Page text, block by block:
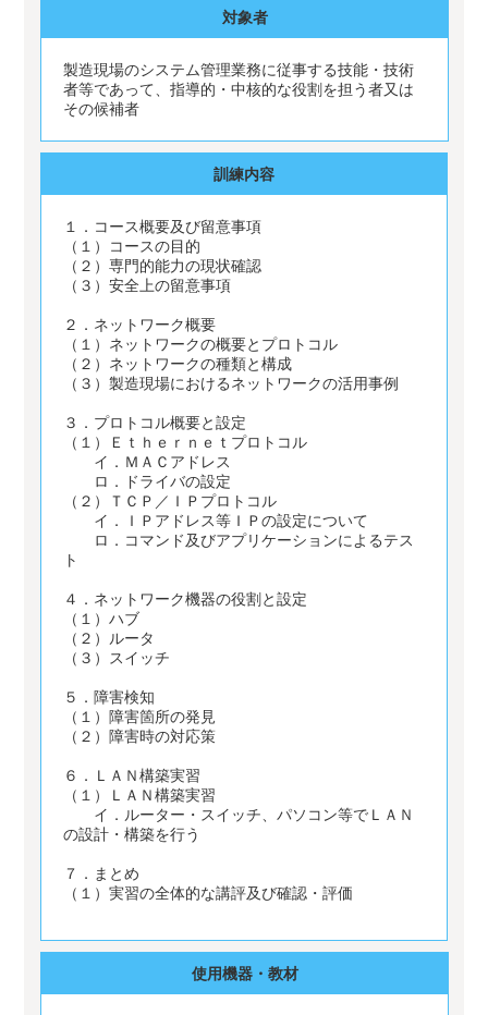
対象者
製造現場のシステム管理業務に従事する技能・技術
者等であって、指導的・中核的な役割を担う者又は
その候補者
訓練内容
１．コース概要及び留意事項
（１）コースの目的
（２）専門的能力の現状確認
（３）安全上の留意事項
２．ネットワーク概要
（１）ネットワークの概要とプロトコル
（２）ネットワークの種類と構成
（３）製造現場におけるネットワークの活用事例
３．プロトコル概要と設定
（１）Ｅｔｈｅｒｎｅｔプロトコル
イ．ＭＡＣアドレス
ロ．ドライバの設定
（２）ＴＣＰ／ＩＰプロトコル
イ．ＩＰアドレス等ＩＰの設定について
ロ．コマンド及びアプリケーションによるテス
ト
４．ネットワーク機器の役割と設定
（１）ハブ
（２）ルータ
（３）スイッチ
５．障害検知
（１）障害箇所の発見
（２）障害時の対応策
６．ＬＡＮ構築実習
（１）ＬＡＮ構築実習
イ．ルーター・スイッチ、パソコン等でＬＡＮ
の設計・構築を行う
７．まとめ
（１）実習の全体的な講評及び確認・評価
使用機器・教材